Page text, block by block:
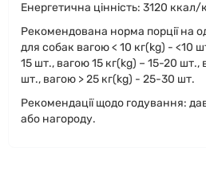
Енергетична цінність: 3120
Рекомендована норма порції на
для собак вагою < 10 кг(kg) - <10
15 шт., вагою 15 кг(kg) – 15-20
шт., вагою > 25 кг(kg) - 25-30 шт.
Рекомендації щодо годування:
або нагороду.